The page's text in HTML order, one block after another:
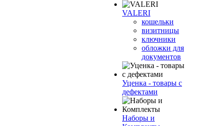
VALERI
кошельки
визитницы
ключники
обложки для
документов
Уценка - товары с
дефектами
Наборы и